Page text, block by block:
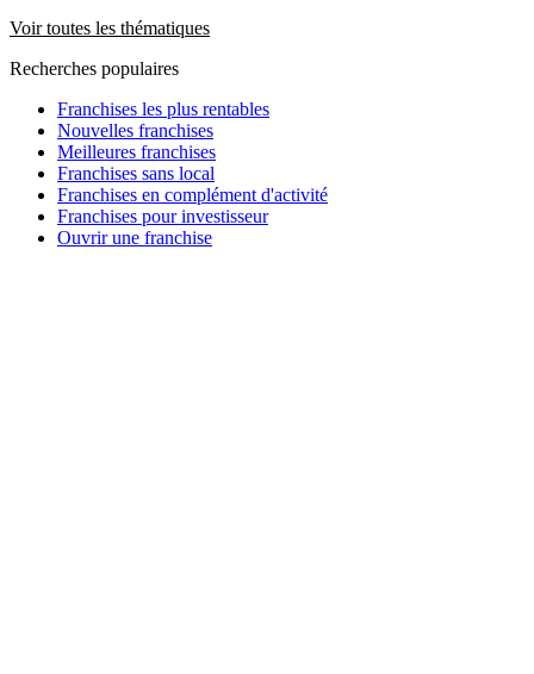
Voir toutes les thématiques
Recherches populaires
Franchises les plus rentables
Nouvelles franchises
Meilleures franchises
Franchises sans local
Franchises en complément d'activité
Franchises pour investisseur
Ouvrir une franchise